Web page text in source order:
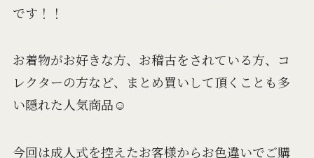
です！！
お着物がお好きな方、お稽古をされている方、コ
レクターの方など、まとめ買いして頂くことも多
い隠れた人気商品☺️
今回は成人式を控えたお客様からお色違いでご購